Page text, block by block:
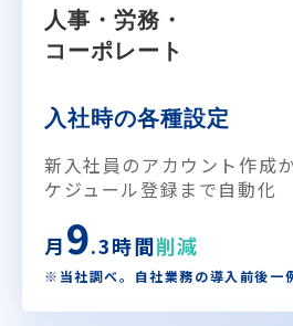
人事・労務・
コーポレート
入社時の各種設定
新入社員のアカウント作成
ケジュール登録まで自動化
月9.3時間削減
※当社調べ。自社業務の導入前後一